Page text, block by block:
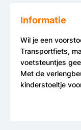
Informatie
Wil je een
Transportfiets,
voetsteuntjes
Met de
kinderstoeltje